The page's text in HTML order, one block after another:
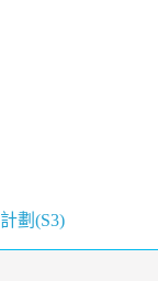
劃(S3)